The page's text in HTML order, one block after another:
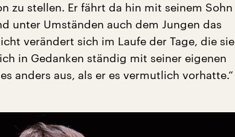
zu stellen. Er fährt da hin mit seinem Sohn
unter Umständen auch dem Jungen das
verändert sich im Laufe der Tage, die sie
in Gedanken ständig mit seiner eigenen
anders aus, als er es vermutlich vorhatte.“